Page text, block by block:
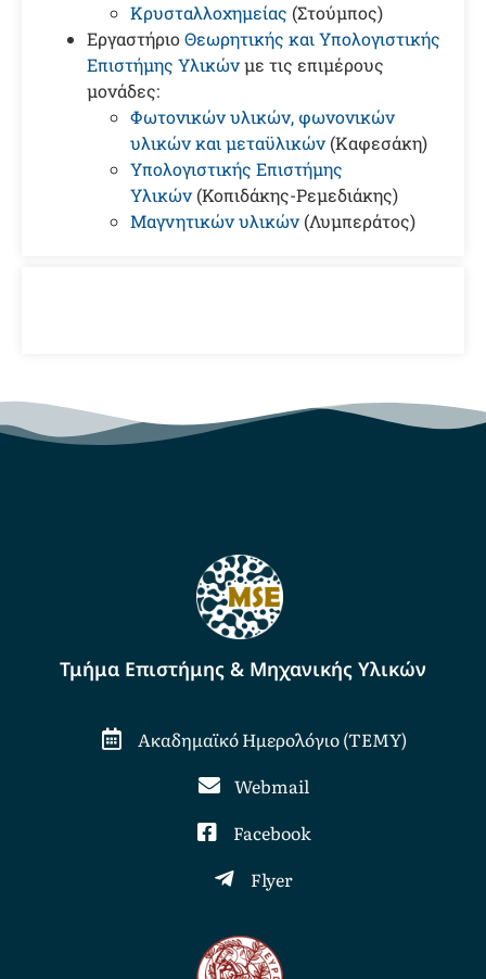
Κρυσταλλοχημείας (Στούμπος)
ΕργαστήριοΘεωρητικής και Υπολογιστικής
Επιστήμης Υλικώνμε τις επιμέρους
μονάδες:
Φωτονικών υλικών, φωνονικών
υλικών και μεταϋλικών(Καφεσάκη)
Υπολογιστικής Επιστήμης
Υλικών(Κοπιδάκης-Ρεμεδιάκης)
Μαγνητικών υλικών(Λυμπεράτος)
Τμήμα Επιστήμης & Μηχανικής Υλικών
Ακαδημαϊκό Ημερολόγιο (ΤΕΜΥ)
Webmail
Facebook
Flyer